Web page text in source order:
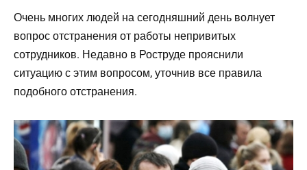
Очень многих людей на сегодняшний день волнует
вопрос отстранения от работы непривитых
сотрудников. Недавно в Роструде прояснили
ситуацию с этим вопросом, уточнив все правила
подобного отстранения.